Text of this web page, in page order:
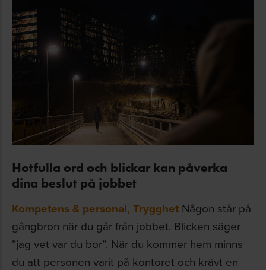
Hotfulla ord och blickar kan påverka
dina beslut på jobbet
Kompetens & personal, Trygghet Någon står på
gångbron när du går från jobbet. Blicken säger
”jag vet var du bor”. När du kommer hem minns
du att personen varit på kontoret och krävt en